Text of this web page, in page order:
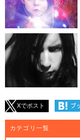
Xでポスト
カテゴリ一覧